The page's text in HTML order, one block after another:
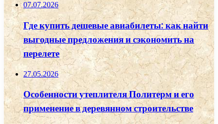
07.07.2026
Где купить дешевые авиабилеты: как найти
выгодные предложения и сэкономить на
перелете
27.05.2026
Особенности утеплителя Политерм и его
применение в деревянном строительстве